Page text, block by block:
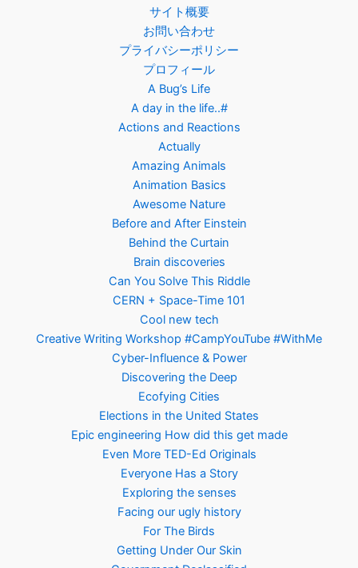
サイト概要
お問い合わせ
プライバシーポリシー
プロフィール
A Bug’s Life
A day in the life..#
Actions and Reactions
Actually
Amazing Animals
Animation Basics
Awesome Nature
Before and After Einstein
Behind the Curtain
Brain discoveries
Can You Solve This Riddle
CERN + Space-Time 101
Cool new tech
Creative Writing Workshop #CampYouTube #WithMe
Cyber-Influence & Power
Discovering the Deep
Ecofying Cities
Elections in the United States
Epic engineering How did this get made
Even More TED-Ed Originals
Everyone Has a Story
Exploring the senses
Facing our ugly history
For The Birds
Getting Under Our Skin